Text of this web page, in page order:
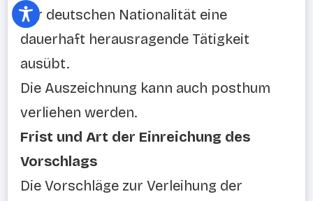
der deutschen Nationalität eine
dauerhaft herausragende Tätigkeit
ausübt.
Die Auszeichnung kann auch posthum
verliehen werden.
Frist und Art der Einreichung des
Vorschlags
Die Vorschläge zur Verleihung der